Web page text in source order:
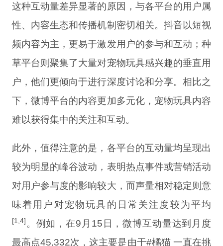
这种互动量差异显著的原因，与各平台的用户属
性、内容生态和传播机制密切相关。抖音以短视
频内容为主，更易于激发用户的参与和互动；种
草平台则聚集了大量对宠物玩具感兴趣的垂直用
户，他们更倾向于进行深度讨论和分享。相比之
下，微博平台的内容更加多元化，宠物玩具内容
难以获得集中的关注和互动。
此外，值得注意的是，各平台的互动量均呈现出
较为明显的峰谷波动，表明热点事件或营销活动
对用户参与度的影响较大，而声量相对稳定则意
味着用户对宠物玩具的日常关注度较为平均
[1,4] 。例如，在9月15日，微博互动量达到月度
最高点45,332次，这主要是由于#橘猫 一直在挑